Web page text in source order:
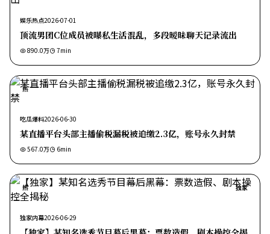
娱乐热点2026-07-01
顶流男团C位成员被曝私生活混乱，多段暧昧聊天记录流出
890.0万 7min
热
吃瓜爆料2026-06-30
某直播平台头部主播偷税漏税被追缴2.3亿，账号永久封禁
567.0万 6min
热 独家
独家内幕2026-06-29